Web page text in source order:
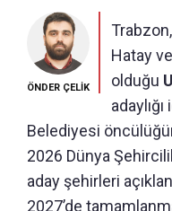
ÖNDER ÇELİK
Hatay
olduğu
Belediyesi
2026 Dünya
aday şehirleri
2027’de